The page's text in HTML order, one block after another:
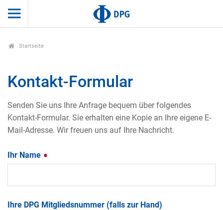
Startseite
Kontakt-Formular
Senden Sie uns Ihre Anfrage bequem über folgendes
Kontakt-Formular. Sie erhalten eine Kopie an Ihre eigene E-
Mail-Adresse. Wir freuen uns auf Ihre Nachricht.
Ihr Name
Ihre DPG Mitgliedsnummer (falls zur Hand)